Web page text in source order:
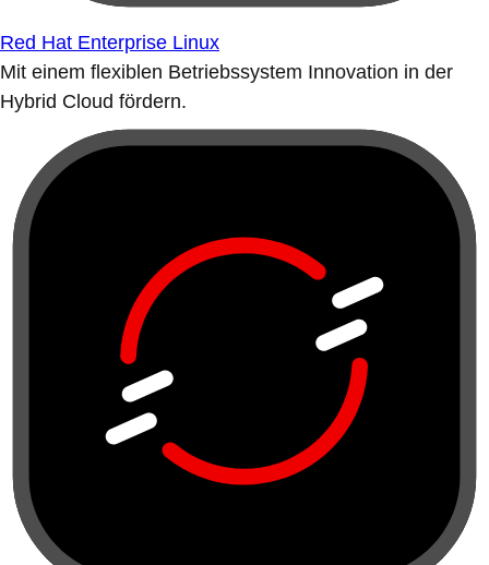
Red Hat Enterprise Linux
Mit einem flexiblen Betriebssystem Innovation in der
Hybrid Cloud fördern.